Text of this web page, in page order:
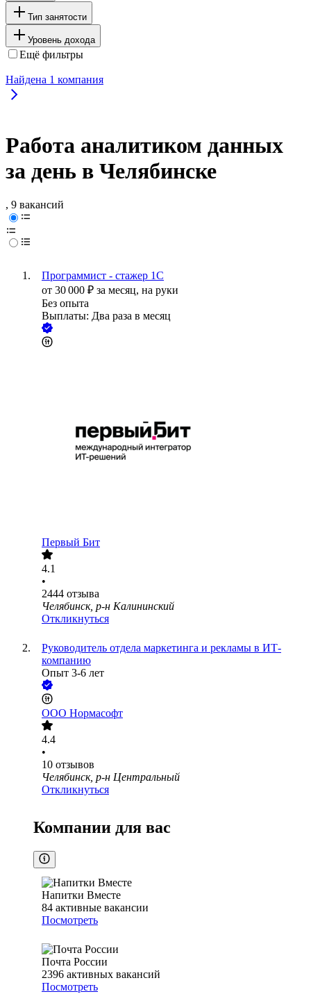
Тип занятости
Уровень дохода
Ещё фильтры
Найдена 1 компания
Работа аналитиком данных
за день в Челябинске
, 9 вакансий
Программист - стажер 1С
от 30 000 ₽ за месяц, на руки
Без опыта
Выплаты: Два раза в месяц
Первый Бит
4.1
•
2444 отзыва
Челябинск, р-н Калининский
Откликнуться
Руководитель отдела маркетинга и рекламы в ИТ-
компанию
Опыт 3-6 лет
ООО Нормасофт
4.4
•
10 отзывов
Челябинск, р-н Центральный
Откликнуться
Компании для вас
Напитки Вместе
84 активные вакансии
Посмотреть
Почта России
2396 активных вакансий
Посмотреть